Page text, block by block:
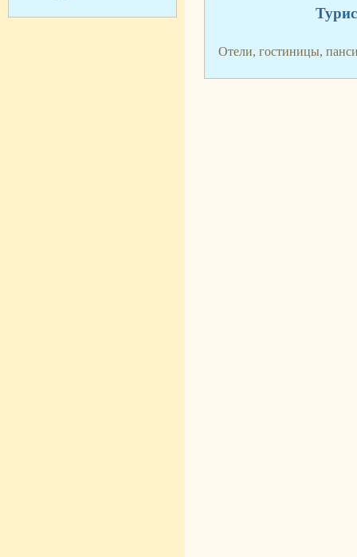
Отели, гостиницы,